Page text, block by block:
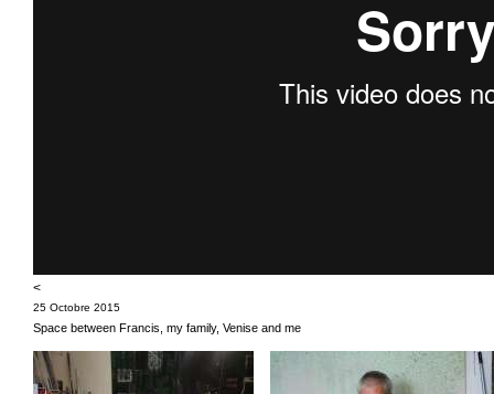
<
25 Octobre 2015
Space between Francis, my family, Venise and me